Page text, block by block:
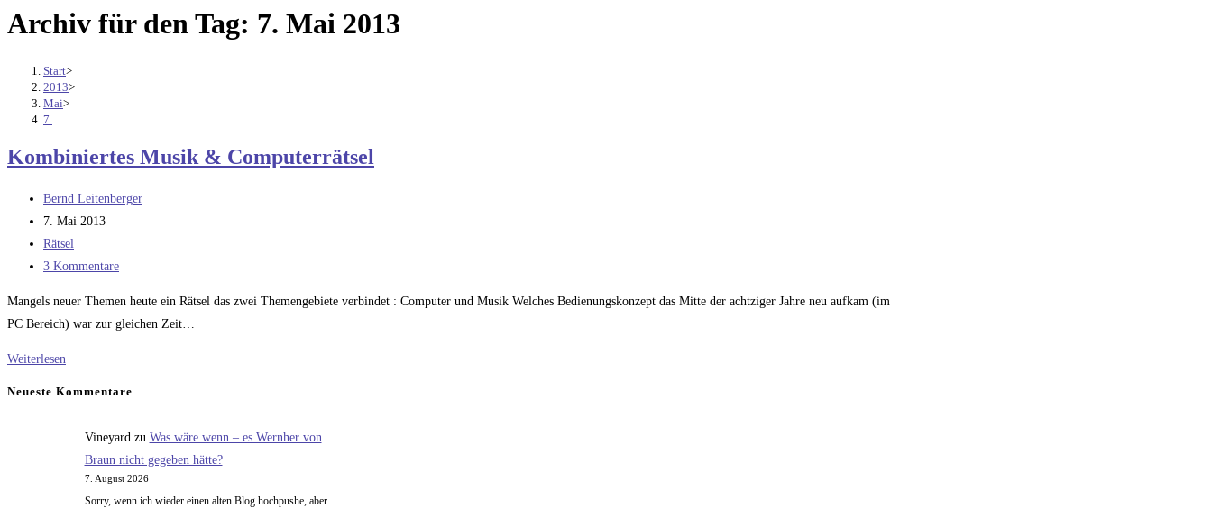
Archiv für den Tag: 7. Mai 2013
Start>
2013>
Mai>
7.
Kombiniertes Musik & Computerrätsel
Beitrags-
Autor:
Bernd Leitenberger
Beitrag
veröffentlicht:
7. Mai 2013
Beitrags-
Kategorie:
Rätsel
Beitrags-
3 Kommentare
Mangels neuer Themen heute ein Rätsel das zwei Themengebiete verbindet : Computer und Musik Welches Bedienungskonzept das Mitte der achtziger Jahre neu aufkam (im
PC Bereich) war zur gleichen Zeit…
Weiterlesen
Neueste Kommentare
Vineyard zu Was wäre wenn – es Wernher von
Braun nicht gegeben hätte?
7. August 2026
Sorry, wenn ich wieder einen alten Blog hochpushe, aber